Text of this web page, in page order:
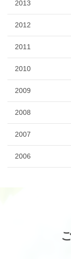
2013
2012
2011
2010
2009
2008
2007
2006